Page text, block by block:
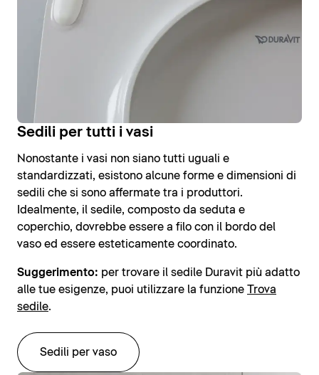
Sedili per tutti i vasi
Nonostante i vasi non siano tutti uguali e
standardizzati, esistono alcune forme e dimensioni di
sedili che si sono affermate tra i produttori.
Idealmente, il sedile, composto da seduta e
coperchio, dovrebbe essere a filo con il bordo del
vaso ed essere esteticamente coordinato.
Suggerimento: per trovare il sedile Duravit più adatto
alle tue esigenze, puoi utilizzare la funzione Trova
sedile.
Sedili per vaso